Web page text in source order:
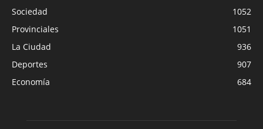
Sociedad
1052
Provinciales
1051
La Ciudad
936
Deportes
907
Economía
684